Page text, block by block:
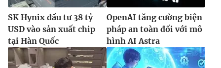
SK Hynix đầu tư 38 tỷ
USD vào sản xuất chip
tại Hàn Quốc
OpenAI tăng cường biện
pháp an toàn đối với mô
hình AI Astra